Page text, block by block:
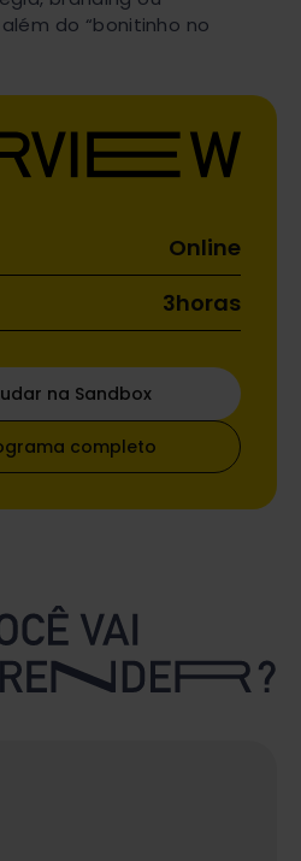
do “bonitinho no
Online
3horas
na Sandbox
completo